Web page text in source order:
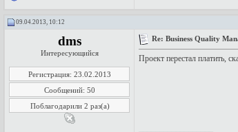
09.04.2013, 10:12
dms
Интересующийся
Регистрация: 23.02.2013
Сообщений: 50
Поблагодарили 2 раз(а)
Re: Business Quality
Проект перестал платить,